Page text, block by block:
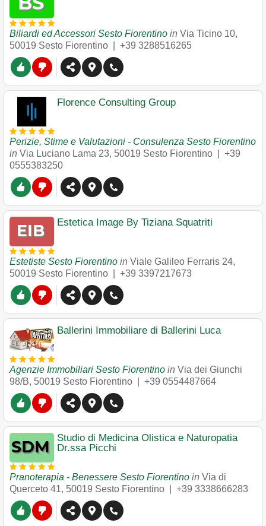
Biliardi ed Accessori Sesto Fiorentino in Via Ticino 10,
50019 Sesto Fiorentino +39 3288516265
Florence Consulting Group
Perizie, Stime e Valutazioni - Consulenza Sesto Fiorentino
in Via Luciano Lama 23, 50019 Sesto Fiorentino
+39
0555383250
Estetica Image By Tiziana Squatriti
Estetiste Sesto Fiorentino in Viale Galileo Ferraris 24,
50019 Sesto Fiorentino +39 3397217673
Ballerini Immobiliare di Ballerini Luca
Agenzie Immobiliari Sesto Fiorentino in Via dei Giunchi
98/B, 50019 Sesto Fiorentino +39 0554487664
Studio di Medicina Olistica e Naturopatia
Dr.ssa Picchi
Pranoterapia - Benessere Sesto Fiorentino in Via di
Querceto 41, 50019 Sesto Fiorentino +39 3338666283